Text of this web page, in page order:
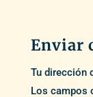
Enviar
Tu dirección
Los campos